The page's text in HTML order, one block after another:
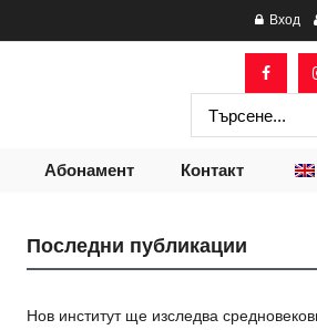
Вход
Абонамент Контакт
Последни публикации
Нов институт ще изследва